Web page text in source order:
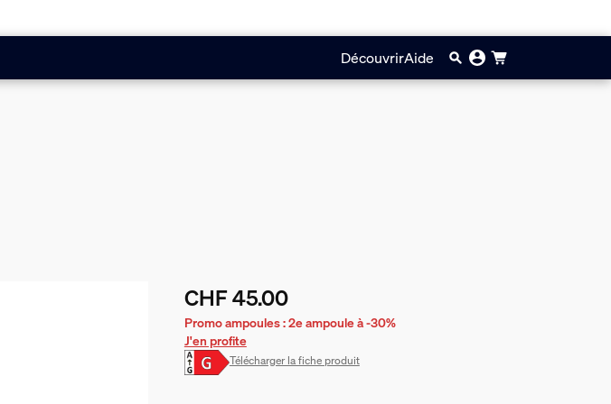
DécouvrirAide
Le prix actuel est CHF 45.00
CHF 45.00
Promo ampoules : 2e ampoule à -30%
J'en profite
Télécharger la fiche produit